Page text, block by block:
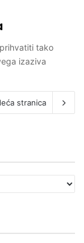
tako
izaziva
stranica